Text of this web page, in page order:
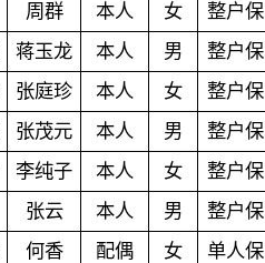
周群 本人 女 整户保
蒋玉龙 本人 男 整户保
张庭珍 本人 女 整户保
张茂元 本人 男 整户保
李纯子 本人 女 整户保
张云 本人 男 整户保
何香 配偶 女 单人保